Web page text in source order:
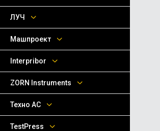
ЛУЧ
Машпроект
Interpribor
ZORN Instruments
Техно АС
TestPress